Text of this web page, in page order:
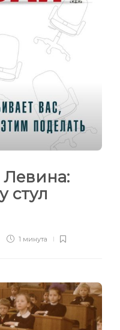
стул
1 минута